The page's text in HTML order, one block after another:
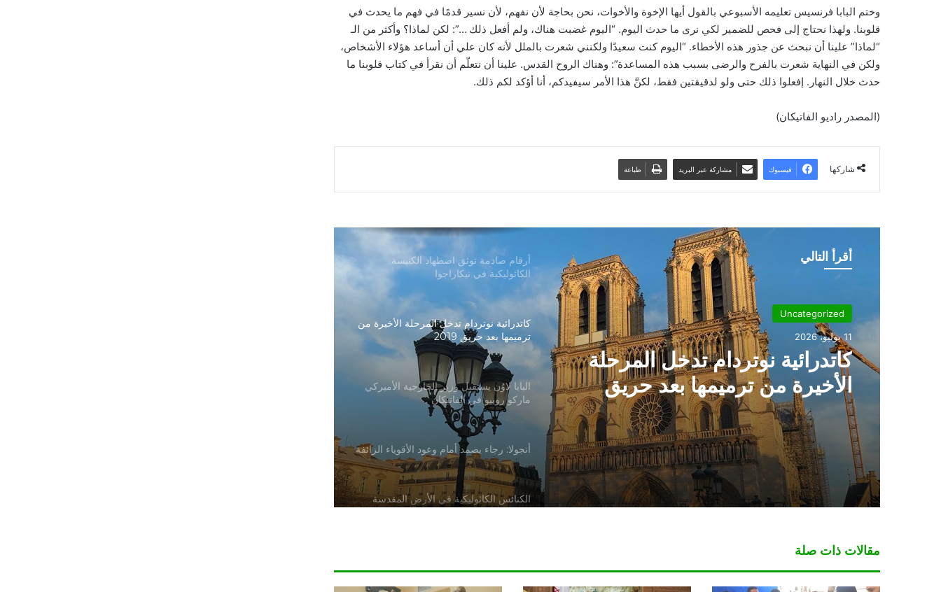
وختم البابا فرنسيس تعليمه الأسبوعي بالقول أيها الإخوة والأخوات، نحن بحاجة لأن نفهم، لأن نسير قدمًا في فهم ما يحدث في
قلوبنا. ولهذا نحتاج إلى فحص للضمير لكي نرى ما حدث اليوم. “اليوم غضبت هناك، ولم أفعل ذلك …”: لكن لماذا؟ وأكثر من الـ
“لماذا” علينا أن نبحث عن جذور هذه الأخطاء. “اليوم كنت سعيدًا ولكنني شعرت بالملل لأنه كان علي أن أساعد هؤلاء الأشخاص،
ولكن في النهاية شعرت بالفرح والرضى بسبب هذه المساعدة”: وهناك الروح القدس. علينا أن نتعلّم أن نقرأ في كتاب قلوبنا ما
حدث خلال النهار. إفعلوا ذلك حتى ولو لدقيقتين فقط، لكنَّ هذا الأمر سيفيدكم، أنا أؤكد لكم ذلك.
(المصدر راديو الفاتيكان)
شاركها فيسبوك مشاركة عبر البريد طباعة
أقرأ التالي
Uncategorized
11 يوليو، 2026
كاتدرائية نوتردام تدخل المرحلة
الأخيرة من ترميمها بعد حريق
2019
الكاردينال بيتسابالا: الكنيسة لن تتخلى أبدًا
عن المحتاجين في غزة
دعوة مشتركة لتجديد الإيمان وترسيخ السلام
والحوار.. رسالة دائرة الحوار بين الأديان
الأرض المقدسة وساعدوا في تعزيز الحوار
أرقام صادمة توثق اضطهاد الكنيسة
الكاثوليكية في نيكاراجوا
كاتدرائية نوتردام تدخل المرحلة الأخيرة من
ترميمها بعد حريق 2019
البابا لاوُن يستقبل وزير الخارجية الأميركي
ماركو روبيو في الفاتيكان
أنجولا: رجاء يصمد أمام وعود الأقوياء الزائفة
الكنائس الكاثوليكية في الأرض المقدسة
الصراع في الشرق الأوسط
مقالات ذات صلة